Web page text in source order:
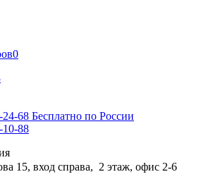
0
24-68 Бесплатно по России
10-88
15, вход справа, 2 этаж, офис 2-6